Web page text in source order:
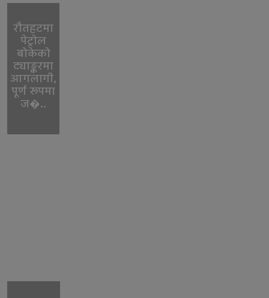
रौतहटमा
पेट्रोल
बोकेको
ट्याङ्करमा
आगलागी,
पूर्ण रूपमा
ज�..